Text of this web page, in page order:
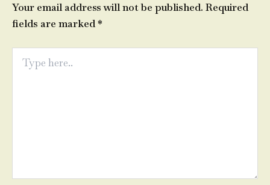
Your email address will not be published. Required
fields are marked*
here..